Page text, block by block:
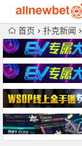
首页 扑克新闻